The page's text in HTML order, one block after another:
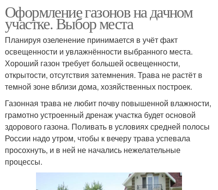
Оформление газонов на дачном
участке. Выбор места
Планируя озеленение принимается в учёт факт
освещенности и увлажнённости выбранного места.
Хороший газон требует большей освещенности,
открытости, отсутствия затемнения. Трава не растёт в
темной зоне вблизи дома, хозяйственных построек.
Газонная трава не любит почву повышенной влажности,
грамотно устроенный дренаж участка будет основой
здорового газона. Поливать в условиях средней полосы
России надо утром, чтобы к вечеру трава успевала
просохнуть, и в ней не начались нежелательные
процессы.